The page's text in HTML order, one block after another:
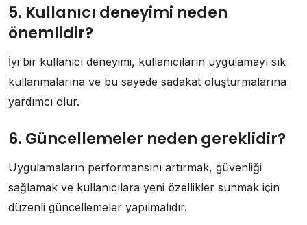
5. Kullanıcı deneyimi neden
önemlidir?
İyi bir kullanıcı deneyimi, kullanıcıların uygulamayı sık
kullanmalarına ve bu sayede sadakat oluşturmalarına
yardımcı olur.
6. Güncellemeler neden gereklidir?
Uygulamaların performansını artırmak, güvenliği
sağlamak ve kullanıcılara yeni özellikler sunmak için
düzenli güncellemeler yapılmalıdır.